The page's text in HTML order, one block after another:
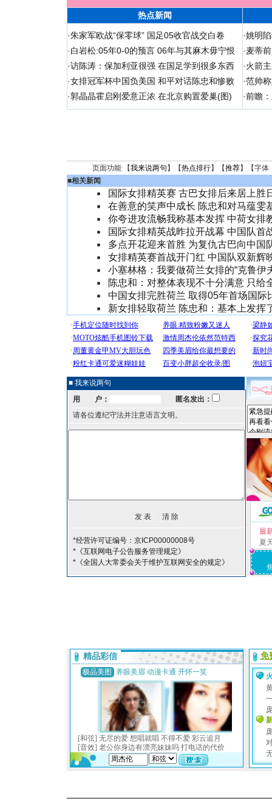
热点新闻
·朱家军欧战“保零球” 国足05收官战交白卷
·白岩松:05年0-0的预言 06年与其麻木毋宁恨
·访陈涛：保加利亚很强 在国足学到很多东西
·女排冠军杯中国负美国 和平对话陈忠和惨败
·郭晶晶霍启刚爱意正浓 在北京购置爱巢(图)
·姚明
·麦蒂
·火箭
·范帅
·前瞻
页面功能 【我来说两句 】【热点排行】【推荐】【字体
■相关新闻
国际女排精英赛 古巴女排后来居上胜
在善意的笑声中成长 陈忠和对马蕴雯
你夸进攻流畅我称基本发挥 中荷女排
国际女排精英战昨拉开战幕 中国队首
多点开花迎来首胜 为复仇古巴向中国
女排精英赛首战开门红 中国队双新辉
小塞林格：我要做荷兰女排的“克鲁伊
陈忠和：对整体表现不十分满意 只给
中国女排完胜荷兰 取得05年首场国际
新女排轻取荷兰 陈忠和：基本上发挥
■ 我来说两句
用 户：
匿名发出：
请各位遵纪守法并注意语言文明。
*经营许可证编号：京ICP00000008号
*《互联网电子公告服务管理规定》
*《全国人大常委会关于维护互联网安全的规定》
最
夏